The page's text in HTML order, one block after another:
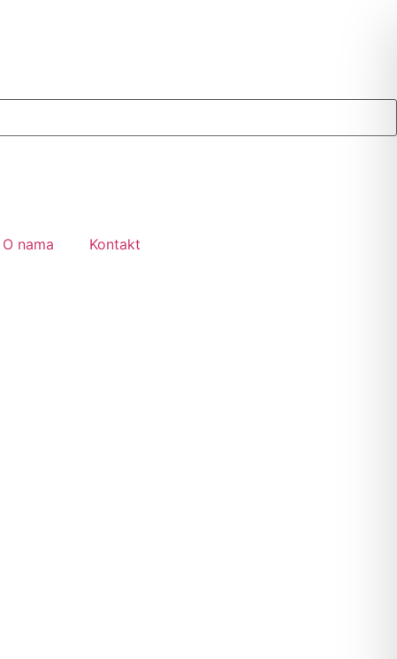
O nama Kontakt